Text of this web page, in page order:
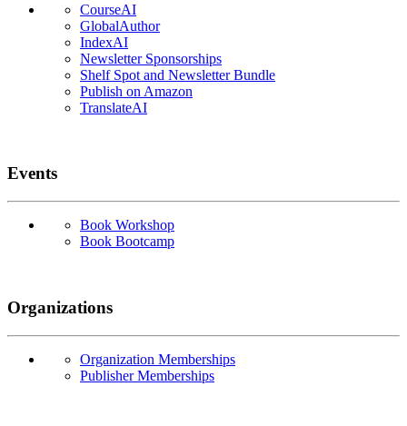
CourseAI
GlobalAuthor
IndexAI
Newsletter Sponsorships
Shelf Spot and Newsletter Bundle
Publish on Amazon
TranslateAI
Events
Book Workshop
Book Bootcamp
Organizations
Organization Memberships
Publisher Memberships